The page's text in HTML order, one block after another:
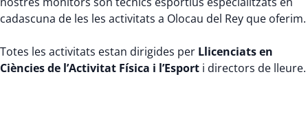
cadascuna de les les activitats a Olocau del Rey que oferim.
Totes les activitats estan dirigides per Llicenciats en
Ciències de l’Activitat Física i l’Esport i directors de lleure.